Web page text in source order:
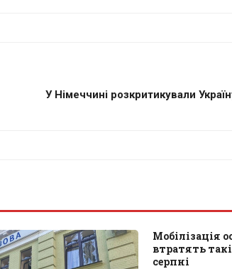
У Німеччині розкритикували
Мобілізація
втратять
серпні